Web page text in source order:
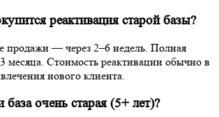
запускаем реактивацию с сильными
бюджеты на рекламу?
SMS + ретаргетинга по базе. Бюджет на